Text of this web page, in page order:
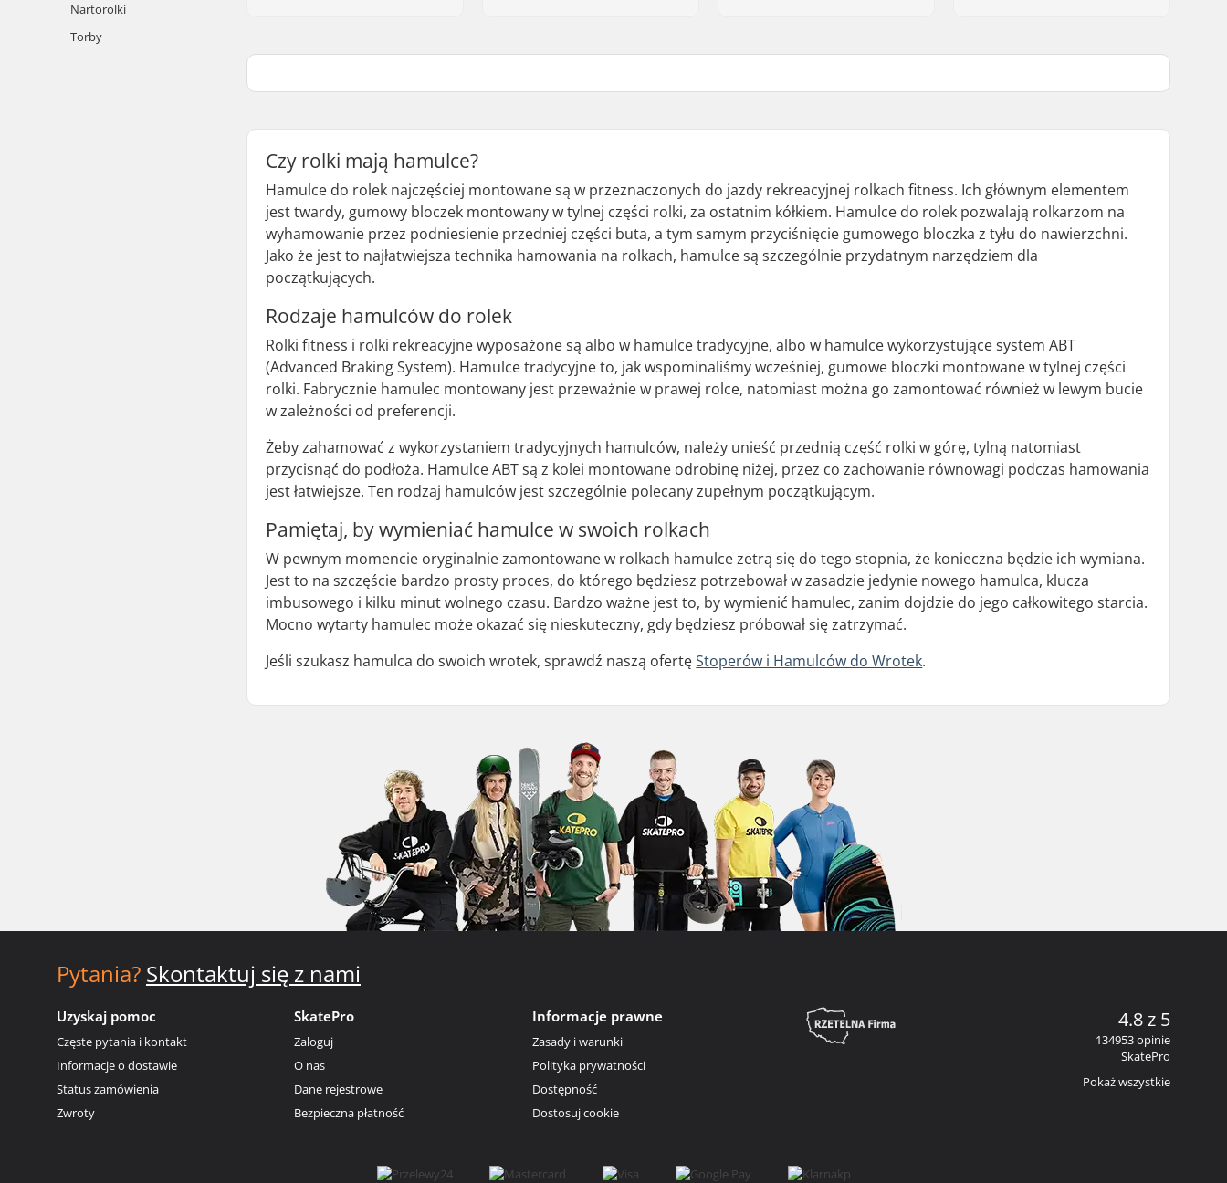
Nartorolki
Torby
Czy rolki mają hamulce?
Hamulce do rolek najczęściej montowane są w przeznaczonych do jazdy rekreacyjnej rolkach fitness. Ich głównym elementem
jest twardy, gumowy bloczek montowany w tylnej części rolki, za ostatnim kółkiem. Hamulce do rolek pozwalają rolkarzom na
wyhamowanie przez podniesienie przedniej części buta, a tym samym przyciśnięcie gumowego bloczka z tyłu do nawierzchni.
Jako że jest to najłatwiejsza technika hamowania na rolkach, hamulce są szczególnie przydatnym narzędziem dla
początkujących.
Rodzaje hamulców do rolek
Rolki fitness i rolki rekreacyjne wyposażone są albo w hamulce tradycyjne, albo w hamulce wykorzystujące system ABT
(Advanced Braking System). Hamulce tradycyjne to, jak wspominaliśmy wcześniej, gumowe bloczki montowane w tylnej części
rolki. Fabrycznie hamulec montowany jest przeważnie w prawej rolce, natomiast można go zamontować również w lewym bucie
w zależności od preferencji.
Żeby zahamować z wykorzystaniem tradycyjnych hamulców, należy unieść przednią część rolki w górę, tylną natomiast
przycisnąć do podłoża. Hamulce ABT są z kolei montowane odrobinę niżej, przez co zachowanie równowagi podczas hamowania
jest łatwiejsze. Ten rodzaj hamulców jest szczególnie polecany zupełnym początkującym.
Pamiętaj, by wymieniać hamulce w swoich rolkach
W pewnym momencie oryginalnie zamontowane w rolkach hamulce zetrą się do tego stopnia, że konieczna będzie ich wymiana.
Jest to na szczęście bardzo prosty proces, do którego będziesz potrzebował w zasadzie jedynie nowego hamulca, klucza
imbusowego i kilku minut wolnego czasu. Bardzo ważne jest to, by wymienić hamulec, zanim dojdzie do jego całkowitego starcia.
Mocno wytarty hamulec może okazać się nieskuteczny, gdy będziesz próbował się zatrzymać.
Jeśli szukasz hamulca do swoich wrotek, sprawdź naszą ofertęStoperów i Hamulców do Wrotek.
Pytania? Skontaktuj się z nami
Uzyskaj pomoc
Częste pytania i kontakt
Informacje o dostawie
Status zamówienia
Zwroty
SkatePro
Zaloguj
O nas
Dane rejestrowe
Bezpieczna płatność
Informacje prawne
Zasady i warunki
Polityka prywatności
Dostępność
Dostosuj cookie
4.8 z 5
134953 opinie
SkatePro
Pokaż wszystkie